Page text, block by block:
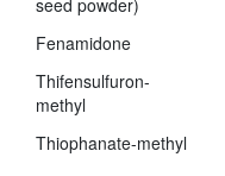
seed powder)
Fenamidone
Thifensulfuron-
methyl
Thiophanate-methyl